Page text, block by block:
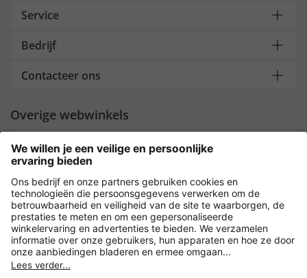
Service
Bedrijf
Contacteer ons
Overige webwinkels
Nederland
Payment and Delivery
Versleuteling met